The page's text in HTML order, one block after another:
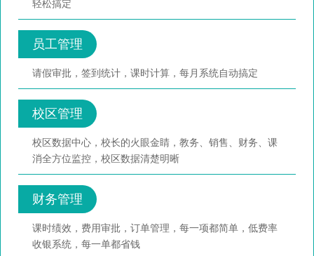
轻松搞定
员工管理
请假审批，签到统计，课时计算，每月系统自动搞定
校区管理
校区数据中心，校长的火眼金睛，教务、销售、财务、课
消全方位监控，校区数据清楚明晰
财务管理
课时绩效，费用审批，订单管理，每一项都简单，低费率
收银系统，每一单都省钱